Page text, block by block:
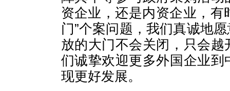
资企业，还是内资企业，有
门”个案问题，我们真诚地
放的大门不会关闭，只会
们诚挚欢迎更多外国企业
现更好发展。